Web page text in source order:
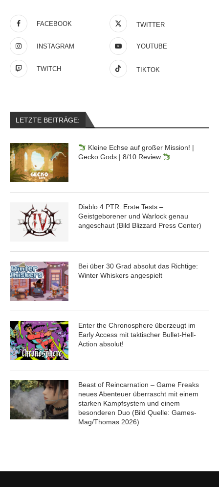
FACEBOOK TWITTER
INSTAGRAM YOUTUBE
TWITCH TIKTOK
LETZTE BEITRÄGE:
Kleine Echse auf großer Mission! |
Gecko Gods | 8/10 Review
Diablo 4 PTR: Erste Tests –
Geistgeborener und Warlock genau
angeschaut (Bild Blizzard Press Center)
Bei über 30 Grad absolut das Richtige:
Winter Whiskers angespielt
Enter the Chronosphere überzeugt im
Early Access mit taktischer Bullet-Hell-
Action absolut!
Beast of Reincarnation – Game Freaks
neues Abenteuer überrascht mit einem
starken Kampfsystem und einem
besonderen Duo (Bild Quelle: Games-
Mag/Thomas 2026)